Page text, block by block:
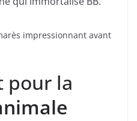
impressionnant avant
pour la